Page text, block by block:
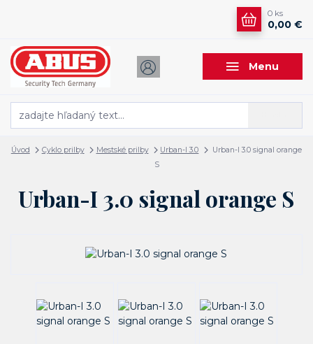
Menu
0 ks
0,00 €
Úvod Cyklo prilby Mestské prilby Urban-I 3.0
Urban-I 3.0 signal orange
S
Urban-I 3.0 signal orange S